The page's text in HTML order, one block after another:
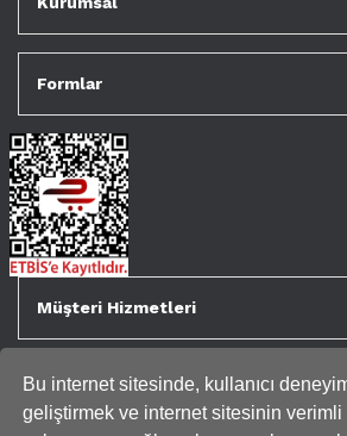
Bu internet sitesinde, kullanıcı
geliştirmek ve internet sitesinin verimli
Formlar
Müşteri Hizmetleri